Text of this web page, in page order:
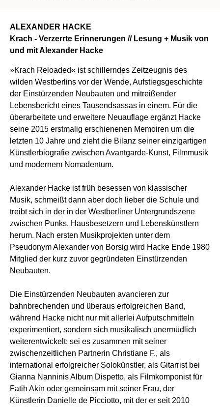
ALEXANDER HACKE
Krach - Verzerrte Erinnerungen // Lesung + Musik von
und mit Alexander Hacke
»Krach Reloaded« ist schillerndes Zeitzeugnis des
wilden Westberlins vor der Wende, Aufstiegsgeschichte
der Einstürzenden Neubauten und mitreißender
Lebensbericht eines Tausendsassas in einem. Für die
überarbeitete und erweitere Neuauflage ergänzt Hacke
seine 2015 erstmalig erschienenen Memoiren um die
letzten 10 Jahre und zieht die Bilanz seiner einzigartigen
Künstlerbiografie zwischen Avantgarde-Kunst, Filmmusik
und modernem Nomadentum.
Alexander Hacke ist früh besessen von klassischer
Musik, schmeißt dann aber doch lieber die Schule und
treibt sich in der in der Westberliner Untergrundszene
zwischen Punks, Hausbesetzern und Lebenskünstlern
herum. Nach ersten Musikprojekten unter dem
Pseudonym Alexander von Borsig wird Hacke Ende 1980
Mitglied der kurz zuvor gegründeten Einstürzenden
Neubauten.
Die Einstürzenden Neubauten avancieren zur
bahnbrechenden und überaus erfolgreichen Band,
während Hacke nicht nur mit allerlei Aufputschmitteln
experimentiert, sondern sich musikalisch unermüdlich
weiterentwickelt: sei es zusammen mit seiner
zwischenzeitlichen Partnerin Christiane F., als
international erfolgreicher Solokünstler, als Gitarrist bei
Gianna Nanninis Album Dispetto, als Filmkomponist für
Fatih Akin oder gemeinsam mit seiner Frau, der
Künstlerin Danielle de Picciotto, mit der er seit 2010